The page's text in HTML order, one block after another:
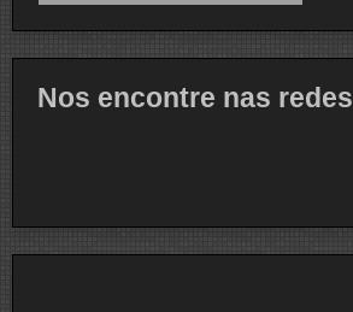
Nos encontre nas redes